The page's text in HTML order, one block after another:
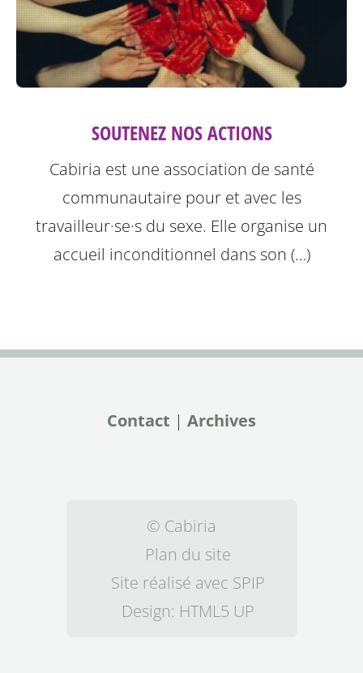
SOUTENEZ NOS ACTIONS
Cabiria est une association de santé
communautaire pour et avec les
travailleur·se·s du sexe. Elle organise un
accueil inconditionnel dans son (…)
Contact | Archives
© Cabiria
Plan du site
Site réalisé avec SPIP
Design: HTML5 UP